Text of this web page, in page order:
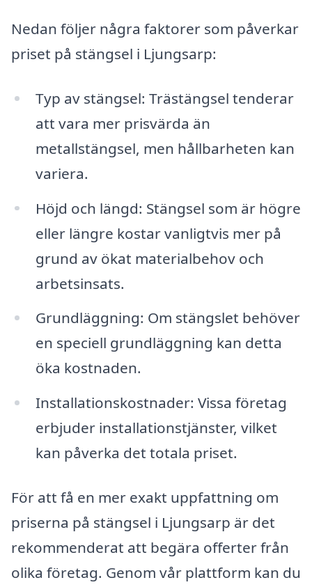
Nedan följer några faktorer som påverkar
priset på stängsel i Ljungsarp:
Typ av stängsel: Trästängsel tenderar
att vara mer prisvärda än
metallstängsel, men hållbarheten kan
variera.
Höjd och längd: Stängsel som är högre
eller längre kostar vanligtvis mer på
grund av ökat materialbehov och
arbetsinsats.
Grundläggning: Om stängslet behöver
en speciell grundläggning kan detta
öka kostnaden.
Installationskostnader: Vissa företag
erbjuder installationstjänster, vilket
kan påverka det totala priset.
För att få en mer exakt uppfattning om
priserna på stängsel i Ljungsarp är det
rekommenderat att begära offerter från
olika företag. Genom vår plattform kan du